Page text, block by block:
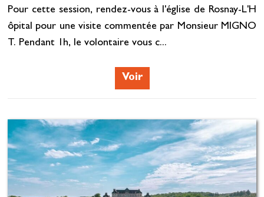
Pour cette session, rendez-vous à l'église de Rosnay-L'H
ôpital pour une visite commentée par Monsieur MIGNO
T. Pendant 1h, le volontaire vous c...
Voir